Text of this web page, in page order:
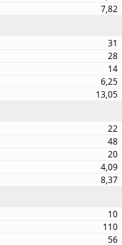
7,82
31
28
14
6,25
13,05
22
48
20
4,09
8,37
10
110
56